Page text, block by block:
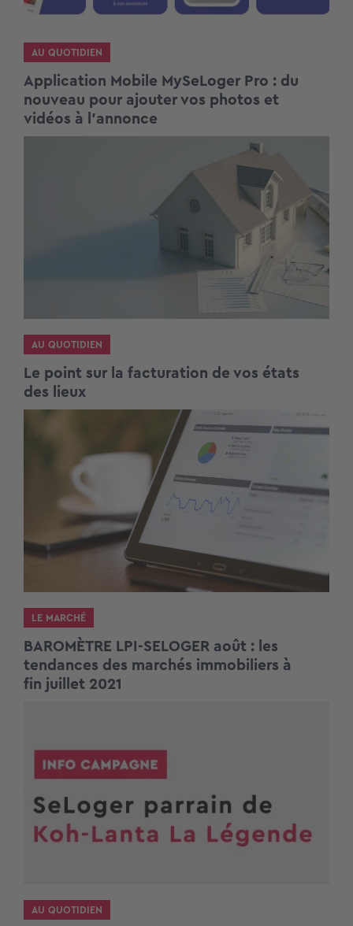
AU QUOTIDIEN
Application Mobile MySeLoger Pro : du
nouveau pour ajouter vos photos et
vidéos à l’annonce
AU QUOTIDIEN
Le point sur la facturation de vos états
des lieux
LE MARCHÉ
BAROMÈTRE LPI-SELOGER août : les
tendances des marchés immobiliers à
fin juillet 2021
AU QUOTIDIEN